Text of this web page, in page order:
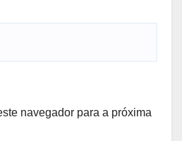
navegador para a próxima